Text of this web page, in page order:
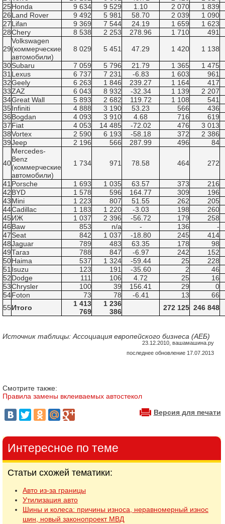
25Honda 9 634 9 529 1.10 2 070
1 839
26Land Rover 9 492 5 981 58.70 2 039
1 090
27Lifan 9 369 7 544 24.19 1 659
1 623
28Chery 8 538 2 253 278.96 1 710 491
29
Volkswagen
(коммерческие
автомобили)
8 029 5 451 47.29 1 420 1 138
30Subaru 7 059 5 796 21.79 1 365
1 475
31 Lexus 6 737 7 231 -6.83 1 603
961
32Geely 6 263 1 846 239.27 1 164
417
33ZAZ 6 043 8 932 -32.34 1 139
2 207
34Great Wall 5 893 2 682 119.72 1 108
541
35Infiniti 4 888 3 190 53.23 566
436
36Bogdan 4 093 3 910 4.68 716
619
37Fiat 4 053 14 485 -72.02 476
3 013
38Vortex 2 590 6 193 -58.18 372
2 386
39Jeep 2 196 566 287.99 496 84
40
Mercedes-
Benz
(коммерческие
автомобили)
1 734 971 78.58 464 272
41 Porsche 1 693 1 035 63.57 373
216
42BYD 1 578 596 164.77 309
196
43Mini 1 223 807 51.55 262
205
44Cadillac 1 183 1 220 -3.03 198
260
45ИЖ 1 037 2 396 -56.72 179
258
46Baw 853 n/a - 136
-
47Seat 842 1 037 -18.80 245
414
48Jaguar 789 483 63.35 178
98
49Тагаз 788 847 -6.97 242
152
50Haima 537 1 324 -59.44 25
228
51 Isuzu 123 191 -35.60 2
46
52Dodge 111 106 4.72 25
16
53Chrysler 100 39 156.41 29
0
54Foton 73 78 -6.41 13
66
55Итого
1 413
769
1 236
386
272 125 246 848
Источник таблицы: Ассоциация европейского бизнеса (АЕБ)
23.12.2010, вашамашина.ру
последнее обновление 17.07.2013
Смотрите также:
Правила замены вклеиваемых автостекол
Версия для печати
Интересное по теме
Статьи схожей тематики:
Авто из-за границы
Утилизация авто
Шины и колеса: причины износа, неравномерный износ
шин, новый законопроект МВД